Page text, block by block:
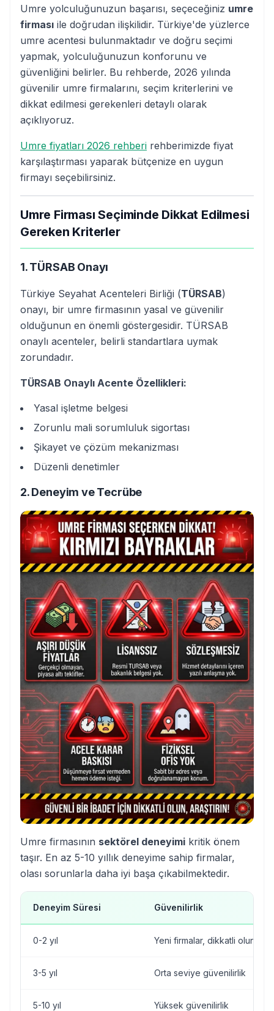
Umre yolculuğunuzun başarısı, seçeceğiniz umre
firması ile doğrudan ilişkilidir. Türkiye'de yüzlerce
umre acentesi bulunmaktadır ve doğru seçimi
yapmak, yolculuğunuzun konforunu ve
güvenliğini belirler. Bu rehberde, 2026 yılında
güvenilir umre firmalarını, seçim kriterlerini ve
dikkat edilmesi gerekenleri detaylı olarak
açıklıyoruz.
Umre fiyatları 2026 rehberi rehberimizde fiyat
karşılaştırması yaparak bütçenize en uygun
firmayı seçebilirsiniz.
Umre Firması Seçiminde Dikkat Edilmesi
Gereken Kriterler
1. TÜRSAB Onayı
Türkiye Seyahat Acenteleri Birliği (TÜRSAB)
onayı, bir umre firmasının yasal ve güvenilir
olduğunun en önemli göstergesidir. TÜRSAB
onaylı acenteler, belirli standartlara uymak
zorundadır.
TÜRSAB Onaylı Acente Özellikleri:
Yasal işletme belgesi
Zorunlu mali sorumluluk sigortası
Şikayet ve çözüm mekanizması
Düzenli denetimler
2. Deneyim ve Tecrübe
Umre firmasının sektörel deneyimi kritik önem
taşır. En az 5-10 yıllık deneyime sahip firmalar,
olası sorunlarla daha iyi başa çıkabilmektedir.
Deneyim Süresi Güvenilirlik
0-2 yıl Yeni firmalar, dikkatli olunmalı
3-5 yıl Orta seviye güvenilirlik
5-10 yıl Yüksek güvenilirlik